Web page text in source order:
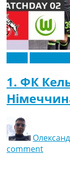
1. ФК
comment